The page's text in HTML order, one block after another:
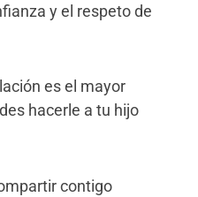
y el respeto de
es el mayor
hacerle a tu hijo
contigo